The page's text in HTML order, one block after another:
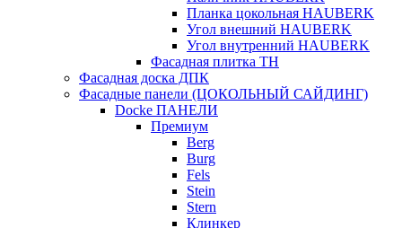
Планка цокольная HAUBERK
Угол внешний HAUBERK
Угол внутренний HAUBERK
Фасадная плитка ТН
Фасадная доска ДПК
Фасадные панели (ЦОКОЛЬНЫЙ САЙДИНГ)
Docke ПАНЕЛИ
Премиум
Berg
Burg
Fels
Stein
Stern
Клинкер